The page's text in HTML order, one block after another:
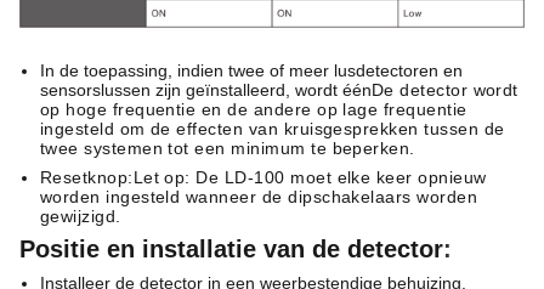
In de toepassing, indien twee of meer lusdetectoren en
sensorslussen zijn geïnstalleerd, wordt éénDe detector wordt
op hoge frequentie en de andere op lage frequentie
ingesteld om de effecten van kruisgesprekken tussen de
twee systemen tot een minimum te beperken.
Resetknop:Let op: De LD-100 moet elke keer opnieuw
worden ingesteld wanneer de dipschakelaars worden
gewijzigd.
Positie en installatie van de detector:
Installeer de detector in een weerbestendige behuizing.